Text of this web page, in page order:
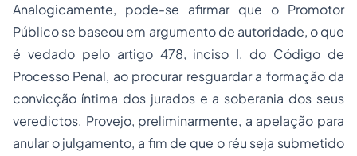
Analogicamente, pode-se afirmar que o Promotor
Público se baseou em argumento de autoridade, o que
é vedado pelo artigo 478, inciso I, do Código de
Processo Penal, ao procurar resguardar a formação da
convicção íntima dos jurados e a soberania dos seus
veredictos. Provejo, preliminarmente, a apelação para
anular o julgamento, a fim de que o réu seja submetido